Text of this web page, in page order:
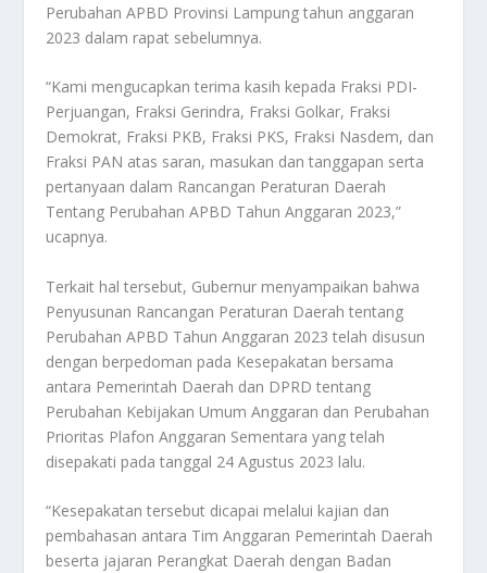
Perubahan APBD Provinsi Lampung tahun anggaran
2023 dalam rapat sebelumnya.
“Kami mengucapkan terima kasih kepada Fraksi PDI-
Perjuangan, Fraksi Gerindra, Fraksi Golkar, Fraksi
Demokrat, Fraksi PKB, Fraksi PKS, Fraksi Nasdem, dan
Fraksi PAN atas saran, masukan dan tanggapan serta
pertanyaan dalam Rancangan Peraturan Daerah
Tentang Perubahan APBD Tahun Anggaran 2023,”
ucapnya.
Terkait hal tersebut, Gubernur menyampaikan bahwa
Penyusunan Rancangan Peraturan Daerah tentang
Perubahan APBD Tahun Anggaran 2023 telah disusun
dengan berpedoman pada Kesepakatan bersama
antara Pemerintah Daerah dan DPRD tentang
Perubahan Kebijakan Umum Anggaran dan Perubahan
Prioritas Plafon Anggaran Sementara yang telah
disepakati pada tanggal 24 Agustus 2023 lalu.
“Kesepakatan tersebut dicapai melalui kajian dan
pembahasan antara Tim Anggaran Pemerintah Daerah
beserta jajaran Perangkat Daerah dengan Badan